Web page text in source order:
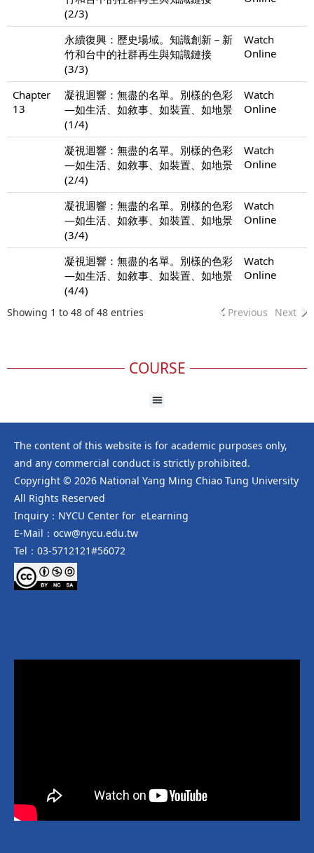
(2/3)
永續復興：歷史場域。知識創新－新
竹和台中的社群再生與知識鏈接
(3/3)
Watch
Online
Chapter
13
凝視迴響：無盡的名單。別樣的色彩
—如生活、如敘事、如裝置、如地景
(1/4)
Watch
Online
凝視迴響：無盡的名單。別樣的色彩
—如生活、如敘事、如裝置、如地景
(2/4)
Watch
Online
凝視迴響：無盡的名單。別樣的色彩
—如生活、如敘事、如裝置、如地景
(3/4)
Watch
Online
凝視迴響：無盡的名單。別樣的色彩
—如生活、如敘事、如裝置、如地景
(4/4)
Watch
Online
Showing 1 to 48 of 48 entries Previous Next
COURSE
The content of this website is for academic purposes only,
and any commercial conduct is strictly prohibited.
Copyright © 2026 National Yang Ming Chiao Tung University
All Rights Reserved
Inquiry：NYCU Center for eLearning
E-Mail：ocw@nycu.edu.tw
Tel：03-5712121#56072